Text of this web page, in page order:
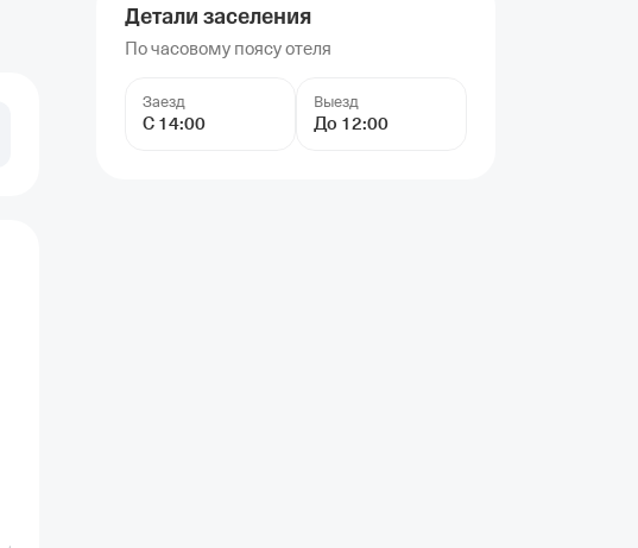
Детали заселения
По часовому поясу отеля
Заезд
С 14:00
Выезд
До 12:00